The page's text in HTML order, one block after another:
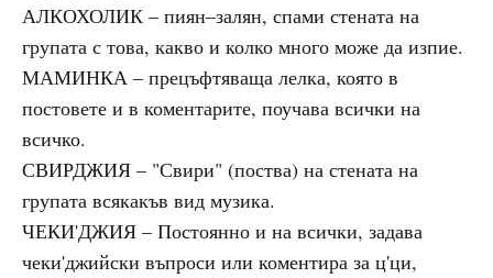
АЛКОХОЛИК – пиян–залян, спами стената на
групата с това, какво и колко много може да изпие.
МАМИНКА – прецъфтяваща лелка, която в
постовете и в коментарите, поучава всички на
всичко.
СВИРДЖИЯ – "Свири" (поства) на стената на
групата всякакъв вид музика.
ЧЕКИ'ДЖИЯ – Постоянно и на всички, задава
чеки'джийски въпроси или коментира за ц'ци,